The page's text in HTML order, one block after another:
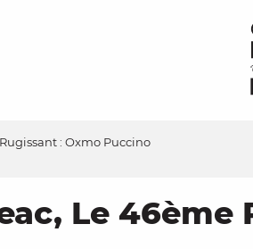
: Oxmo Puccino
Le